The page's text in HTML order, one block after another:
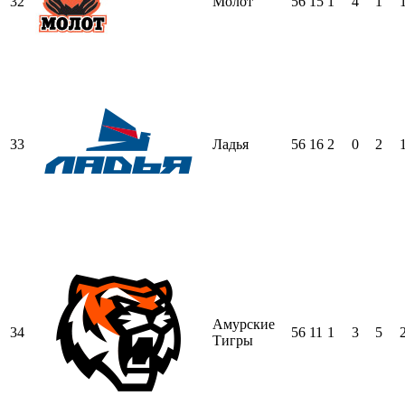
33 Ладья 56 16 2 0 2
34
Амурские
Тигры
56 11 1 3 5